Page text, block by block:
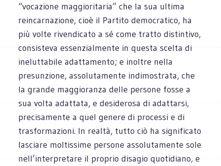
“vocazione maggioritaria” che la sua ultima
reincarnazione, cioè il Partito democratico, ha
più volte rivendicato a sé come tratto distintivo,
consisteva essenzialmente in questa scelta di
ineluttabile adattamento; e inoltre nella
presunzione, assolutamente indimostrata, che
la grande maggioranza delle persone fosse a
sua volta adattata, e desiderosa di adattarsi,
precisamente a quel genere di processi e di
trasformazioni. In realtà, tutto ciò ha significato
lasciare moltissime persone assolutamente sole
nell’interpretare il proprio disagio quotidiano, e